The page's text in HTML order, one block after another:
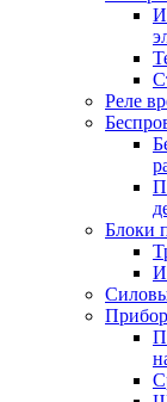
Реле
Блоки